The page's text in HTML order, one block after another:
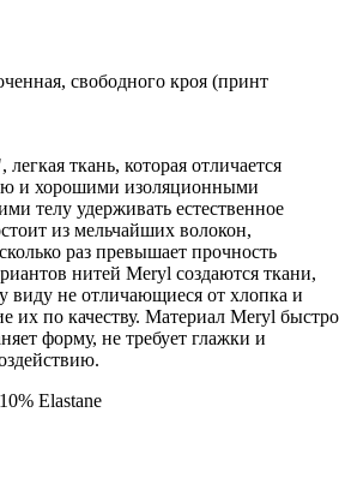
свободного кроя (принт
ткань, которая отличается
и хорошими изоляционными
телу удерживать естественное
из мельчайших волокон,
раз превышает прочность
нитей Meryl создаются ткани,
не отличающиеся от хлопка и
их по качеству. Материал Meryl быстро
форму, не требует глажки и
Elastane